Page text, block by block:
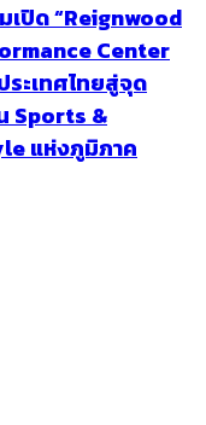
เปิด “Reignwood
Center
ระเทศไทยสู่จุด
Sports &
แห่งภูมิภาค